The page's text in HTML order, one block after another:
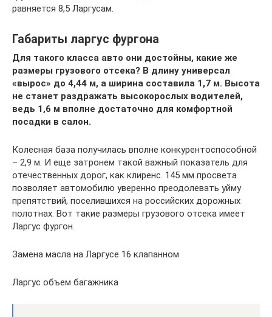
равняется 8,5 Ларгусам.
Габариты ларгус фургона
Для такого класса авто они достойны, какие же
размеры грузового отсека? В длину универсал
«вырос» до 4,44 м, а ширина составила 1,7 м. Высота
не станет раздражать высокорослых водителей,
ведь 1,6 м вполне достаточно для комфортной
посадки в салон.
Колесная база получилась вполне конкурентоспособной
– 2,9 м. И еще затронем такой важный показатель для
отечественных дорог, как клиренс. 145 мм просвета
позволяет автомобилю уверенно преодолевать уйму
препятствий, поселившихся на российских дорожных
полотнах. Вот такие размеры грузового отсека имеет
Ларгус фургон.
Замена масла на Ларгусе 16 клапанном
Ларгус объем багажника